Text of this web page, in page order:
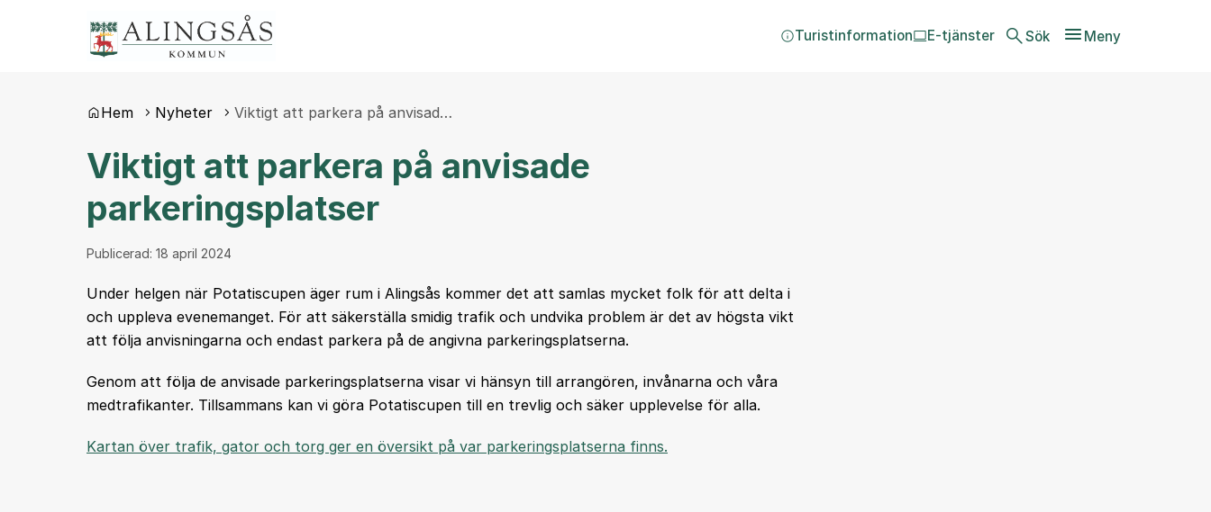
Sök Meny
Turistinformation E-tjänster
Du är här:
Hem Nyheter Viktigt att parkera på anvisad…
Viktigt att parkera på anvisade
parkeringsplatser
Publicerad: 18 april 2024
Under helgen när Potatiscupen äger rum i Alingsås kommer det att samlas mycket folk för att delta i
och uppleva evenemanget. För att säkerställa smidig trafik och undvika problem är det av högsta vikt
att följa anvisningarna och endast parkera på de angivna parkeringsplatserna.
Genom att följa de anvisade parkeringsplatserna visar vi hänsyn till arrangören, invånarna och våra
medtrafikanter. Tillsammans kan vi göra Potatiscupen till en trevlig och säker upplevelse för alla.
Kartan över trafik, gator och torg ger en översikt på var parkeringsplatserna finns.